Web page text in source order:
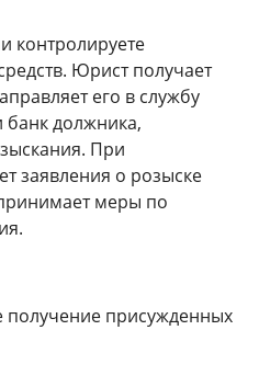
контролируете
Юрист получает
его в службу
банк должника,
При
заявления о розыске
меры по
получение присужденных